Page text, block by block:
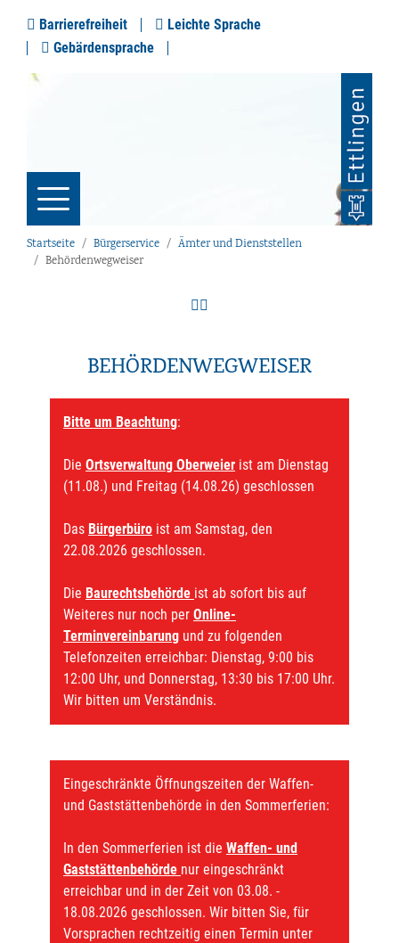
Barrierefreiheit
Leichte Sprache
Gebärdensprache
Startseite Bürgerservice
Ämter und Dienststellen
Behördenwegweiser
BEHÖRDENWEGWEISER
Bitte um Beachtung:
Die Ortsverwaltung Oberweier ist am Dienstag
(11.08.) und Freitag (14.08.26) geschlossen
Das Bürgerbüro ist am Samstag, den
22.08.2026 geschlossen.
Die Baurechtsbehörde ist ab sofort bis auf
Weiteres nur noch per Online-
Terminvereinbarung und zu folgenden
Telefonzeiten erreichbar: Dienstag, 9:00 bis
12:00 Uhr, und Donnerstag, 13:30 bis 17:00 Uhr.
Wir bitten um Verständnis.
Eingeschränkte Öffnungszeiten der Waffen-
und Gaststättenbehörde in den Sommerferien:
In den Sommerferien ist die Waffen- und
Gaststättenbehörde nur eingeschränkt
erreichbar und in der Zeit von 03.08. -
18.08.2026 geschlossen. Wir bitten Sie, für
Vorsprachen rechtzeitig einen Termin unter